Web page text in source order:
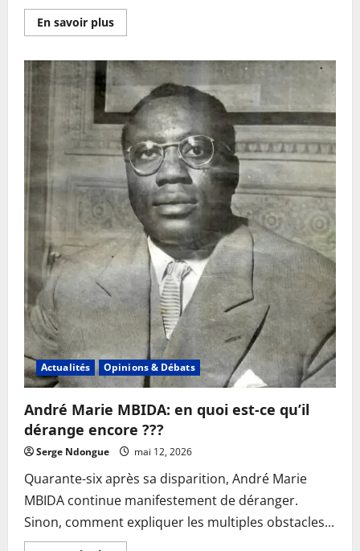
En savoir plusEn
savoir
Recensement
dans
la
Lékié:
des
agents
recenseurs
parfois
confrontés
la
méfiance
des
populations
Actualités Opinions & Débats
André Marie MBIDA: en quoi est-ce qu’il
dérange encore ???
Serge Ndongue mai 12, 2026
Quarante-six après sa disparition, André Marie
MBIDA continue manifestement de déranger.
Sinon, comment expliquer les multiples obstacles...